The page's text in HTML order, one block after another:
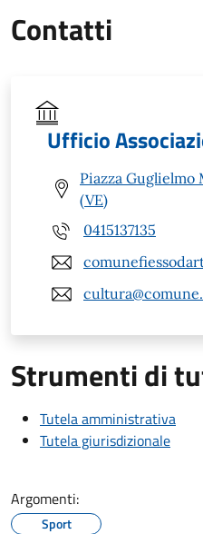
Contatti
Ufficio
Piazza Guglielmo
(VE)
0415137135
Strumenti di
Tutela amministrativa
Tutela giurisdizionale
Argomenti:
Sport